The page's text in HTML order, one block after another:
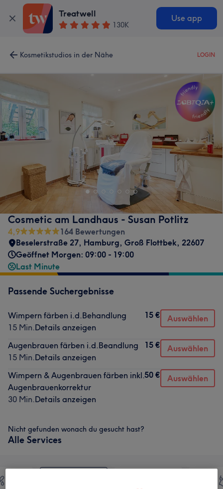
Treatwell
130K
Use app
Kosmetikstudios in der Nähe LOGIN
Cosmetic am Landhaus - Susan Potlitz
4,9
164 Bewertungen
Beselerstraße 27, Hamburg, Groß Flottbek, 22607
Geöffnet Morgen: 09:00 - 19:00
Last Minute
Passende Suchergebnisse
Wimpern färben i.d.Behandlung
15 Min.Details anzeigen
15 € Auswählen
Augenbrauen färben i.d.Beandlung
15 Min.Details anzeigen
15 € Auswählen
Wimpern & Augenbrauen färben inkl.
Augenbrauenkorrektur
30 Min.Details anzeigen
50 € Auswählen
Nicht gefunden wonach du gesucht hast?
Alle Services